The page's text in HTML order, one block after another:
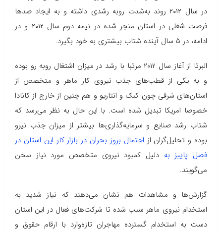
در سال ۲۰۱۲ روند به‌شدت روبه‌ رشدی داشته و به ایجاد صدها
فرصت شغلی در استان منجر شده در نیمه دوم سال ۲۰۱۲ و در
ادامه، در ۵ سال آینده شتاب بیشتری به خود بگیرد.
البرتا از آغاز سال ۲۰۱۲ مرتبا با رشد در میزان اشتغال روبه رو بوده
و به یکی از قطب‌های جذب نیروی کار ماهر و متخصص از
استان‌های شرقی چون کبک و انتاریو و هم چنین از خارج از کانادا
خصوصا امریکا تبدیل شده است. با این حال به نظر می‌رسد که
شتاب رشد صنایع و سرمایه‌گذاری‌ها بیشتر از میزان جذب نیرو
بوده و تحلیل‌گران از احتمال بروز بحران در بازار کار این استان در
فصل پاییز به دلیل کمبود نیروی متخصص مورد نیاز سخن
می‌گویند.
گزارش‌ها و مشاهدات هم نشان می‌دهند که نیاز شدید به
استخدام نیروی ماهر سبب شده تا شرکت‌های فعال در این استان
دست به استخدام گسترده مهاجران تازه‌وارد با ارقام حقوق‌ و